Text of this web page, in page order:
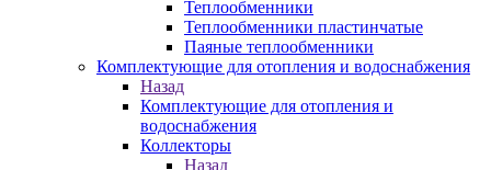
Теплообменники
Теплообменники пластинчатые
Паяные теплообменники
Комплектующие для отопления и водоснабжения
Назад
Комплектующие для отопления и
водоснабжения
Коллекторы
Назад